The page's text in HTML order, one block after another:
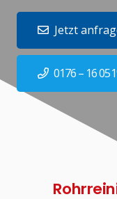
Jetzt
0176 – 16